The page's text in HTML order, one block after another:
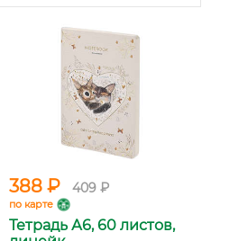
388 ₽ 409 ₽
по карте
Тетрадь А6, 60 листов,